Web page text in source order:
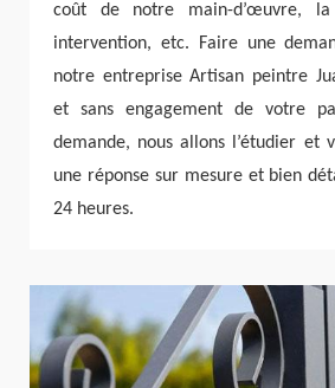
coût de notre main-d’œuvre,
intervention, etc. Faire une
notre entreprise Artisan peintre
et sans engagement de votre
demande, nous allons l’étudier et
une réponse sur mesure et bien
24 heures.